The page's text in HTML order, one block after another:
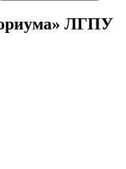
ЛГПУ